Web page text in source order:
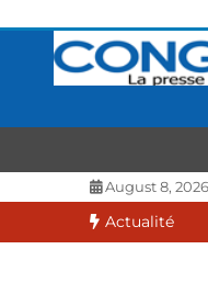
contenu
La presse
August 8, 2026
Actualité
2027 débutera